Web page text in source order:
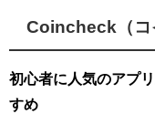
Coincheck（コ
初心者に人気のアプ
すめ